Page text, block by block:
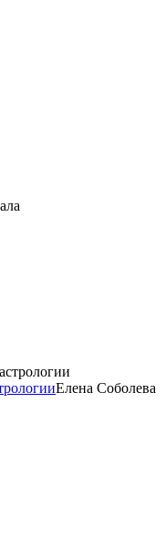
Елена Соболева